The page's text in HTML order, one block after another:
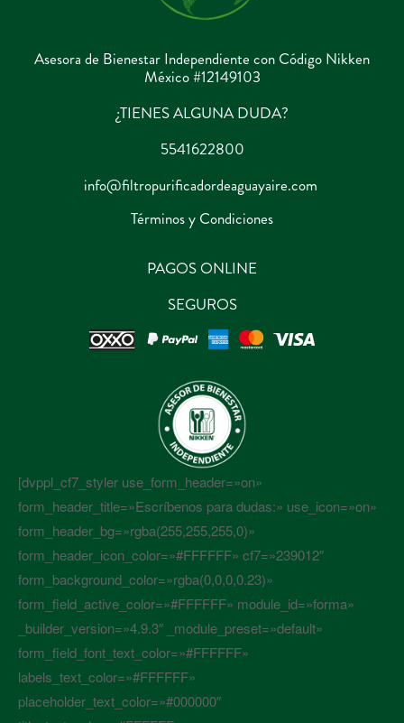
Asesora de Bienestar Independiente con Código Nikken
México #12149103
¿TIENES ALGUNA DUDA?
5541622800
info@filtropurificadordeaguayaire.com
Términos y Condiciones
PAGOS ONLINE
SEGUROS
[dvppl_cf7_styler use_form_header=»on»
form_header_title=»Escríbenos para dudas:» use_icon=»on»
form_header_bg=»rgba(255,255,255,0)»
form_header_icon_color=»#FFFFFF» cf7=»239012″
form_background_color=»rgba(0,0,0,0.23)»
form_field_active_color=»#FFFFFF» module_id=»forma»
_builder_version=»4.9.3″ _module_preset=»default»
form_field_font_text_color=»#FFFFFF»
labels_text_color=»#FFFFFF»
placeholder_text_color=»#000000″